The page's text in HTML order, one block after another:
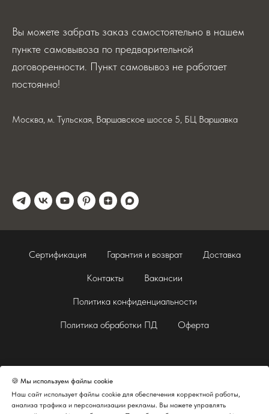
🍪 Мы используем файлы cookie
Наш сайт использует файлы cookie для обеспечения корректной работы,
анализа трафика и персонализации рекламы. Вы можете управлять
Вы можете забрать заказ самостоятельно в нашем
пункте самовывоза по предварительной
договоренности. Пункт самовывоз не работает
постоянно!
Москва, м. Тульская, Варшавское шоссе 5, БЦ Варшавка
Сертификация Гарантия и возврат Доставка
Контакты Вакансии
Политика конфиденциальности
Политика обработки ПД Оферта